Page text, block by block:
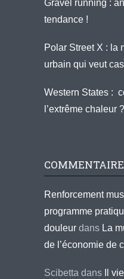
Gravel running :
tendance !
Polar Street X : la
urbain qui veut
Western States :
l’extrême chaleur ?
Renforcement
programme
douleur dans La
de l’économie de
Scibetta dans
Il